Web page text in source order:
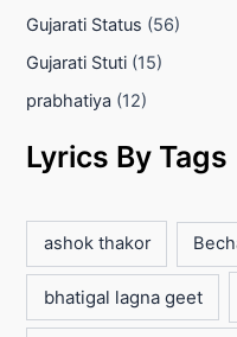
Gujarati Status (56)
Gujarati Stuti (15)
prabhatiya (12)
Lyrics By Tags
ashok thakor
bhatigal lagna geet